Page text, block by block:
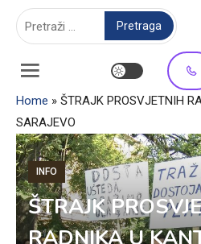
Home » ŠTRAJK PROSVJETNIH
SARAJEVO
INFO
ŠTRAJK
RADNIKA U